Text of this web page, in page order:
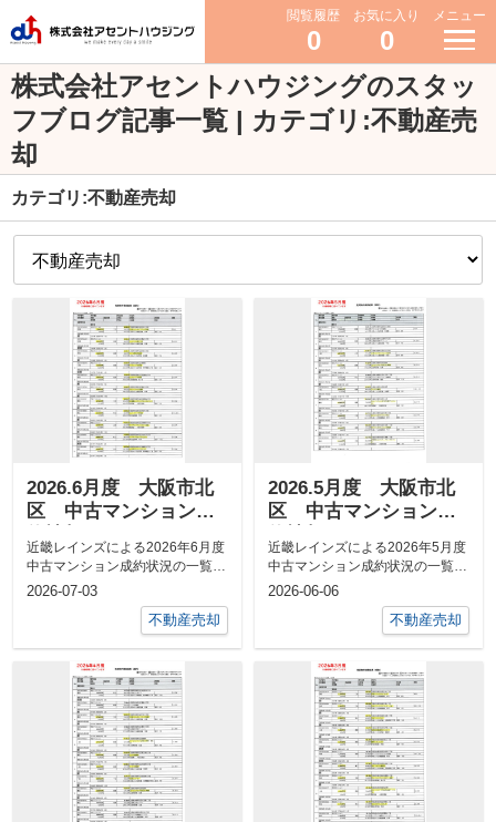
閲覧履歴
0
お気に入り
0
メニュー
株式会社アセントハウジングのスタッ
フブログ記事一覧 | カテゴリ:不動産売
却
カテゴリ:不動産売却
2026.6月度 大阪市北
区 中古マンション成
近畿レインズによる2026年6月度
中古マンション成約状況の一覧表
を掲載いたします。現在の中古マ
2026-07-03
不動産売却
2026.5月度 大阪市北
区 中古マンション成
近畿レインズによる2026年5月度
中古マンション成約状況の一覧表
を掲載いたします。現在の中古マ
2026-06-06
不動産売却